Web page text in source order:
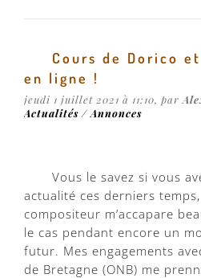
Cours de Dorico
en ligne !
jeudi 1 juillet 2021 à 11:10, par
Actualités / Annonces
Vous le savez si vous
actualité ces derniers
compositeur m’accapare
le cas pendant encore un
futur. Mes engagements
de Bretagne (ONB) me